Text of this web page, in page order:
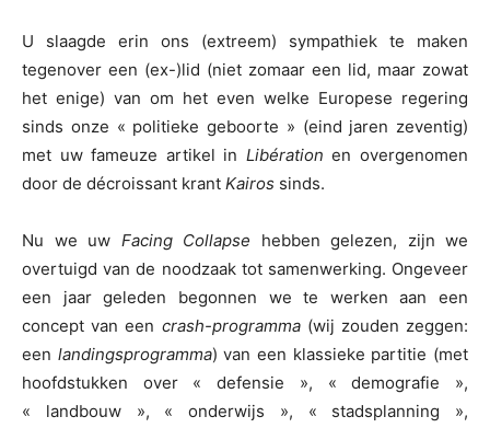
U slaagde erin ons (extreem) sympathiek te maken
tegenover een (ex-)lid (niet zomaar een lid, maar zowat
het enige) van om het even welke Europese regering
sinds onze « politieke geboorte » (eind jaren zeventig)
met uw fameuze artikel in Libération en overgenomen
door de décroissant krant Kairos sinds.
Nu we uw Facing Collapse hebben gelezen, zijn we
overtuigd van de noodzaak tot samenwerking. Ongeveer
een jaar geleden begonnen we te werken aan een
concept van een crash-programma(wij zouden zeggen:
een landingsprogramma) van een klassieke partitie (met
hoofdstukken over « defensie », « demografie »,
« landbouw », « onderwijs », « stadsplanning »,